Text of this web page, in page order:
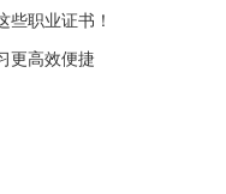
些职业证书！
更高效便捷